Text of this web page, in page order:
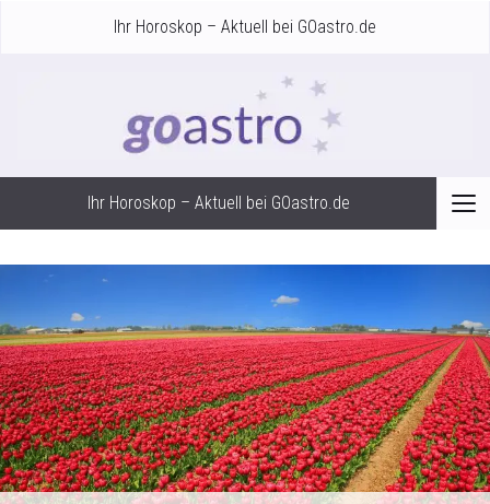
Ihr Horoskop – Aktuell bei GOastro.de
Ihr Horoskop – Aktuell bei GOastro.de